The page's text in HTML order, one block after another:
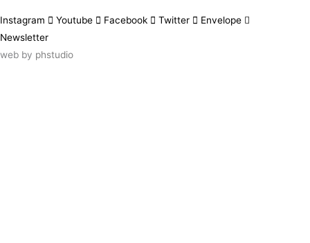
Instagram Youtube Facebook Twitter
Envelope
Newsletter
web by phstudio